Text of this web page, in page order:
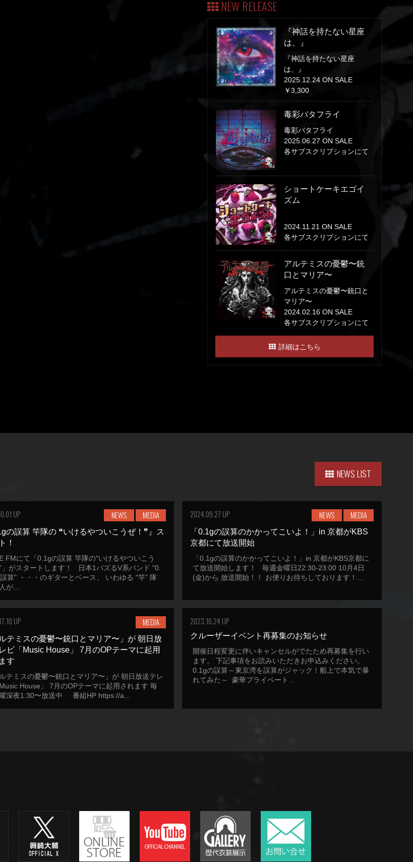
NEW RELEASE
『神話を持たない星座
は、』
『神話を持たない星座
は、』
2025.12.24 ON SALE
￥3,300
毒彩バタフライ
毒彩バタフライ
2025.06.27 ON SALE
各サブスクリプションにて
ショートケーキエゴイ
ズム
2024.11.21 ON SALE
各サブスクリプションにて
アルテミスの憂鬱〜銃
口とマリア〜
アルテミスの憂鬱〜銃口と
マリア〜
2024.02.16 ON SALE
各サブスクリプションにて
詳細はこちら
NEWS LIST
UP NEWS MEDIA
の誤算 竿隊の ❝いけるやついこうぜ！❞』ス
！
FMにて「0.1gの誤算 竿隊の"いけるやついこう
」がスタートします！ 日本1バズるV系バンド "0.
算" ・・・のギターとベース、 いわゆる "竿" 隊
が...
2024.09.27 UP NEWS MEDIA
「0.1gの誤算のかかってこいよ！」in 京都がKBS
京都にて放送開始
「0.1gの誤算のかかってこいよ！」in 京都がKBS京都に
て放送開始します！ 毎週金曜日22:30-23:00 10月4日
(金)から 放送開始！！ お便りお待ちしております！...
UP MEDIA
ルテミスの憂鬱〜銃口とマリア〜」が 朝日放
ビ「Music House」 7月のOPテーマに起用
す
ルテミスの憂鬱〜銃口とマリア〜」が 朝日放送テレ
House」 7月のOPテーマに起用されます 毎
深夜1:30〜放送中 番組HP https://a...
2023.10.24 UP
クルーザーイベント再募集のお知らせ
開催日程変更に伴いキャンセルがでたため再募集を行い
ます。 下記事項をお読みいただきお申込みください。
0.1gの誤算～東京湾を誤算がジャック！船上で本気で暴
れてみた～ 豪華プライベート...